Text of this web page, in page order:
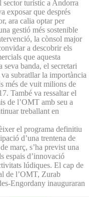
sector turístic a Andorra
exposar que després
ara calia optar per
gestió més sostenible
la cònsol major
a descobrir els
que aquesta
banda, el secretari
subratllar la importància
més de vuit milions de
També va ressaltar el
de l’OMT amb seu a
treballant en
el programa definitiu
d’una trentena de
març, s’ha previst una
espais d’innovació
lúdiques. El cap de
de l’OMT, Zurab
Engordany inauguraran